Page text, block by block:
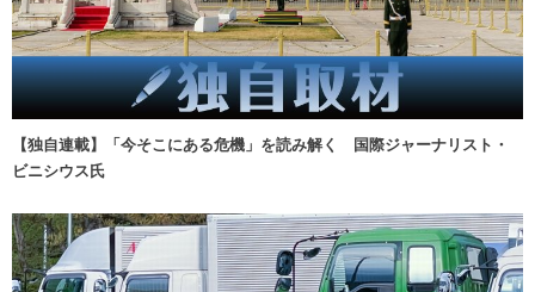
【独自連載】「今そこにある危機」を読み解く 国際ジャーナリスト・
ビニシウス氏